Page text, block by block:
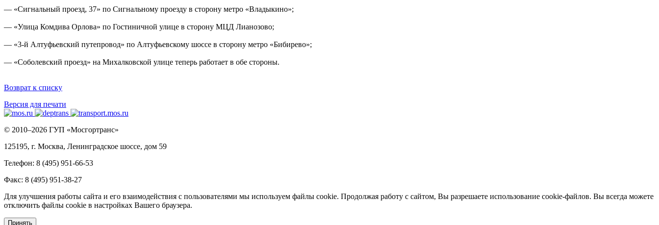
— «Сигнальный проезд, 37» по Сигнальному проезду в сторону метро «Владыкино»;
— «Улица Комдива Орлова» по Гостиничной улице в сторону МЦД Лианозово;
— «3-й Алтуфьевский путепровод» по Алтуфьевскому шоссе в сторону метро «Бибирево»;
— «Соболевский проезд» на Михалковской улице теперь работает в обе стороны.
Возврат к списку
Версия для печати
© 2010–2026 ГУП «Мосгортранс»
125195, г. Москва, Ленинградское шоссе, дом 59
Телефон: 8 (495) 951-66-53
Факс: 8 (495) 951-38-27
Для улучшения работы сайта и его взаимодействия с пользователями мы используем файлы cookie. Продолжая работу с сайтом, Вы разрешаете использование cookie-файлов. Вы всегда можете
отключить файлы cookie в настройках Вашего браузера.
Принять